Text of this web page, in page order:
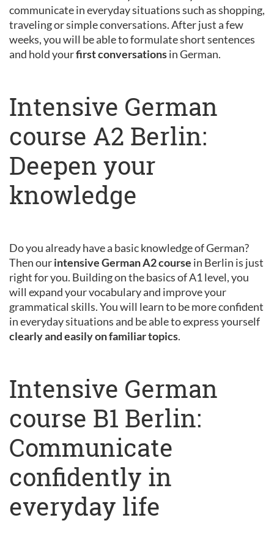
communicate in everyday situations such as shopping,
traveling or simple conversations. After just a few
weeks, you will be able to formulate short sentences
and hold yourfirst conversationsin German.
Intensive German
course A2 Berlin:
Deepen your
knowledge
Do you already have a basic knowledge of German?
Then ourintensive German A2 course in Berlin is just
right for you. Building on the basics of A1 level, you
will expand your vocabulary and improve your
grammatical skills. You will learn to be more confident
in everyday situations and be able to express yourself
clearly and easily on familiar topics.
Intensive German
course B1 Berlin:
Communicate
confidently in
everyday life